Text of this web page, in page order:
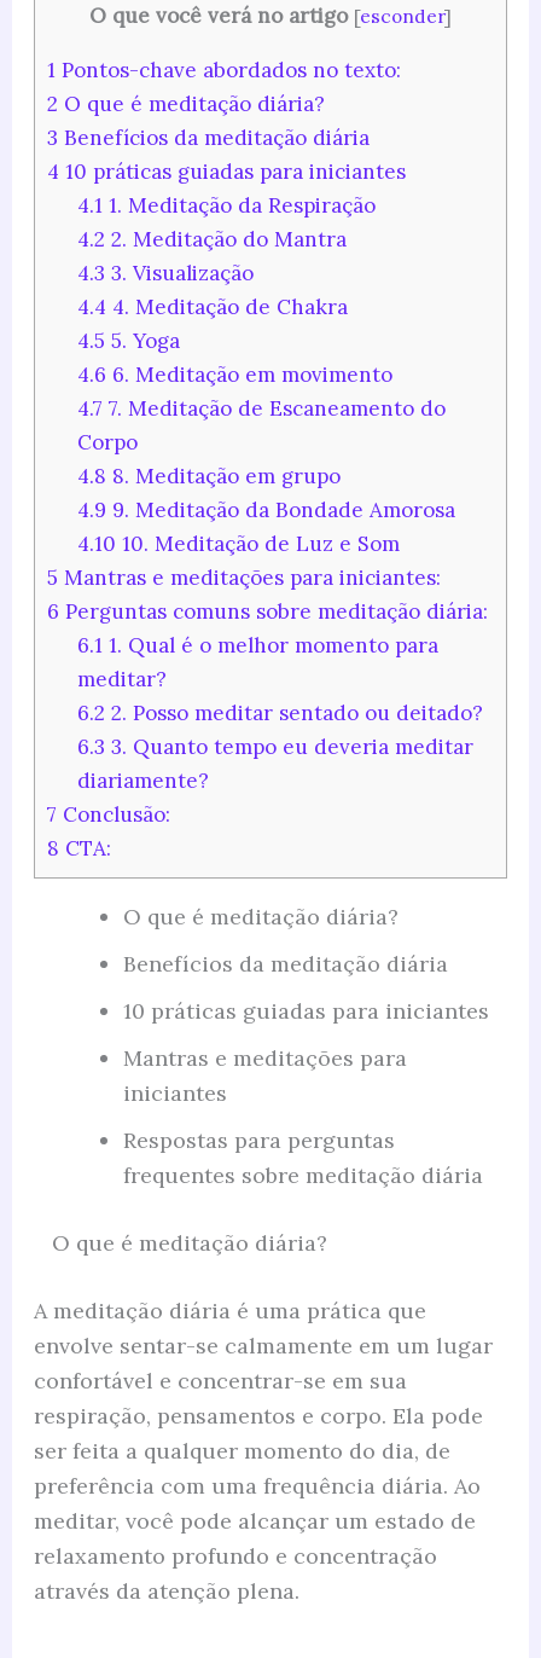
O que você verá no artigo [esconder]
1Pontos-chave abordados no texto:
2 O que é meditação diária?
3 Benefícios da meditação diária
4 10 práticas guiadas para iniciantes
4.1 1. Meditação da Respiração
4.2 2. Meditação do Mantra
4.3 3. Visualização
4.4 4. Meditação de Chakra
4.5 5. Yoga
4.6 6. Meditação em movimento
4.7 7. Meditação de Escaneamento do
Corpo
4.8 8. Meditação em grupo
4.9 9. Meditação da Bondade Amorosa
4.10 10. Meditação de Luz e Som
5 Mantras e meditações para iniciantes:
6 Perguntas comuns sobre meditação diária:
6.1 1. Qual é o melhor momento para
meditar?
6.2 2. Posso meditar sentado ou deitado?
6.3 3. Quanto tempo eu deveria meditar
diariamente?
7 Conclusão:
8 CTA:
O que é meditação diária?
Benefícios da meditação diária
10 práticas guiadas para iniciantes
Mantras e meditações para
iniciantes
Respostas para perguntas
frequentes sobre meditação diária
O que é meditação diária?
A meditação diária é uma prática que
envolve sentar-se calmamente em um lugar
confortável e concentrar-se em sua
respiração, pensamentos e corpo. Ela pode
ser feita a qualquer momento do dia, de
preferência com uma frequência diária. Ao
meditar, você pode alcançar um estado de
relaxamento profundo e concentração
através da atenção plena.